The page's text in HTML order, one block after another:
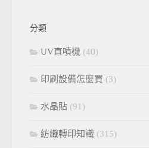
字:
分類
UV直噴機 (40)
印刷設備怎麼買 (3)
水晶貼 (91)
紡織轉印知識 (315)